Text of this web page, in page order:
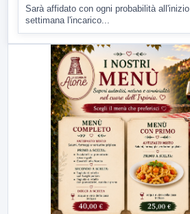
Sarà affidato con ogni probabilità
settimana l'incarico...